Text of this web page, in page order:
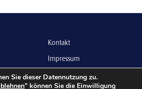
Kontakt
Impressum
Datenschutz
Sie dieser Datennutzung zu.
” können Sie die Einwilligung